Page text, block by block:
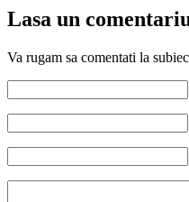
Lasa un
Va rugam sa comentati la